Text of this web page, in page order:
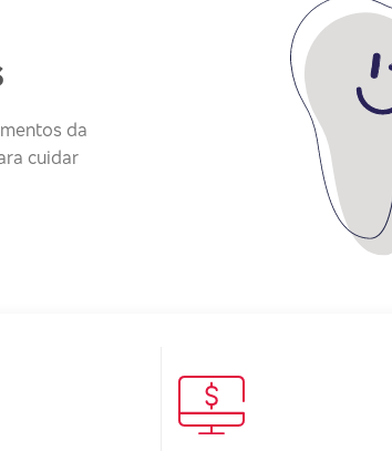
da
cuidar